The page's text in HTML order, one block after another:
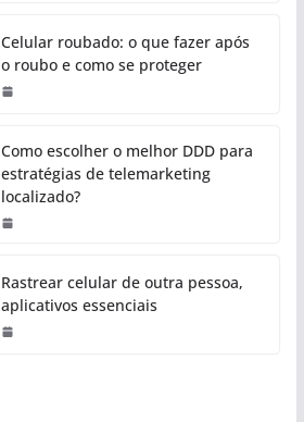
Celular roubado: o que fazer após
o roubo e como se proteger
Como escolher o melhor DDD para
estratégias de telemarketing
localizado?
Rastrear celular de outra pessoa,
aplicativos essenciais